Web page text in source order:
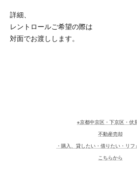
詳細、
レントロールご希望の際は
対面でお渡しします。
※京都中京区・下京区・伏
不動産売却
・購入、貸したい・借りたい・リフ
こちらから